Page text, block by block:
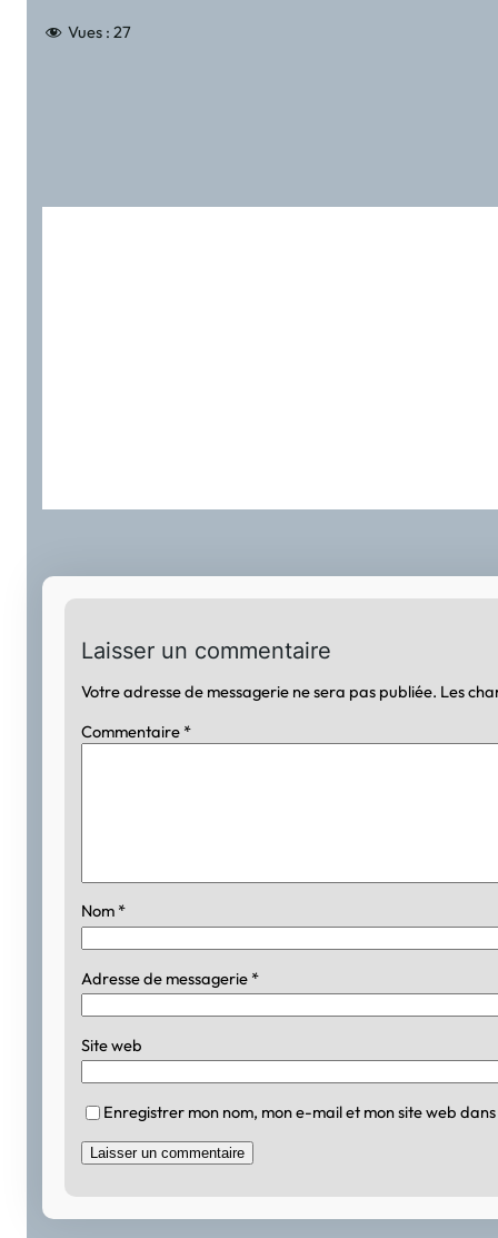
Vues : 27
Laisser un commentaire
Votre adresse de messagerie ne sera pas publiée. Les
Commentaire *
Nom *
Adresse de messagerie *
Site web
Enregistrer mon nom, mon e-mail et mon site web